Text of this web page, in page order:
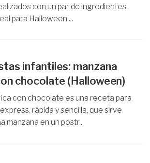
con un par de ingredientes.
para Halloween ...
infantiles: manzana
chocolate (Halloween)
con chocolate es una receta para
rápida y sencilla, que sirve
manzana en un postr...